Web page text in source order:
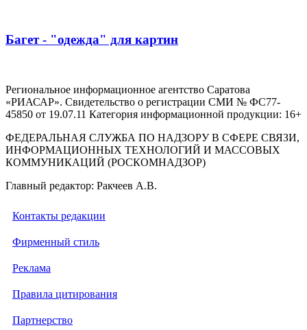
Багет - "одежда" для картин
Региональное информационное агентство Саратова
«РИАСАР». Свидетельство о регистрации СМИ № ФС77-
45850 от 19.07.11 Категория информационной продукции: 16+
ФЕДЕРАЛЬНАЯ СЛУЖБА ПО НАДЗОРУ В СФЕРЕ СВЯЗИ,
ИНФОРМАЦИОННЫХ ТЕХНОЛОГИЙ И МАССОВЫХ
КОММУНИКАЦИЙ (РОСКОМНАДЗОР)
Главный редактор: Ракчеев А.В.
Контакты редакции
Фирменный стиль
Реклама
Правила цитирования
Партнерство